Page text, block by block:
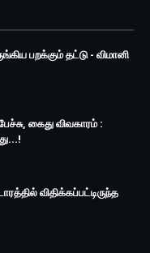
பறக்கும் தட்டு - விமானி
கைது விவகாரம் :
விதிக்கப்பட்டிருந்த